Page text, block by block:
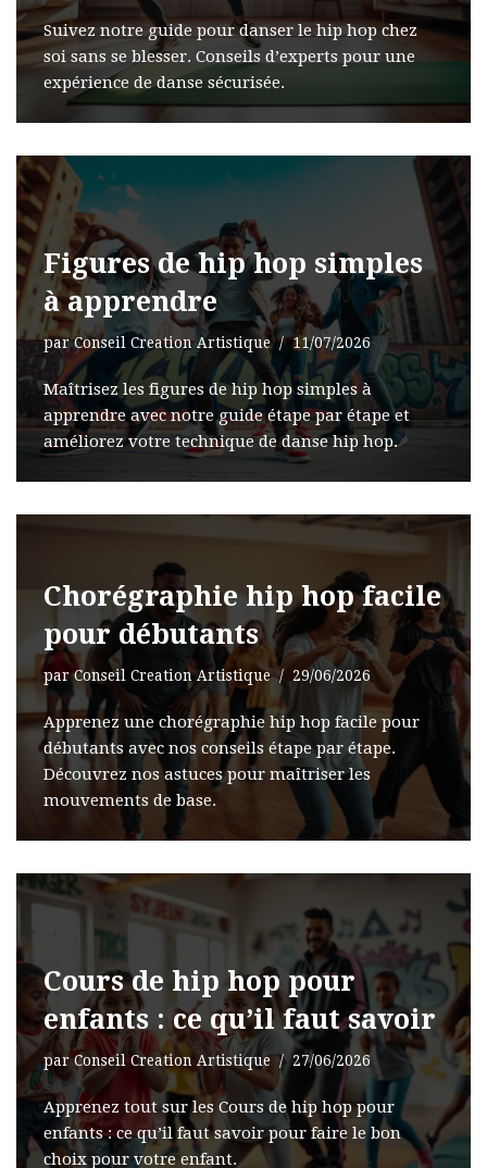
Suivez notre guide pour danser le hip hop chez
soi sans se blesser. Conseils d’experts pour une
expérience de danse sécurisée.
Figures de hip hop simples
à apprendre
parConseil Creation Artistique 11/07/2026
Maîtrisez les figures de hip hop simples à
apprendre avec notre guide étape par étape et
améliorez votre technique de danse hip hop.
Chorégraphie hip hop facile
pour débutants
parConseil Creation Artistique 29/06/2026
Apprenez une chorégraphie hip hop facile pour
débutants avec nos conseils étape par étape.
Découvrez nos astuces pour maîtriser les
mouvements de base.
Cours de hip hop pour
enfants : ce qu’il faut savoir
parConseil Creation Artistique 27/06/2026
Apprenez tout sur les Cours de hip hop pour
enfants : ce qu’il faut savoir pour faire le bon
choix pour votre enfant.